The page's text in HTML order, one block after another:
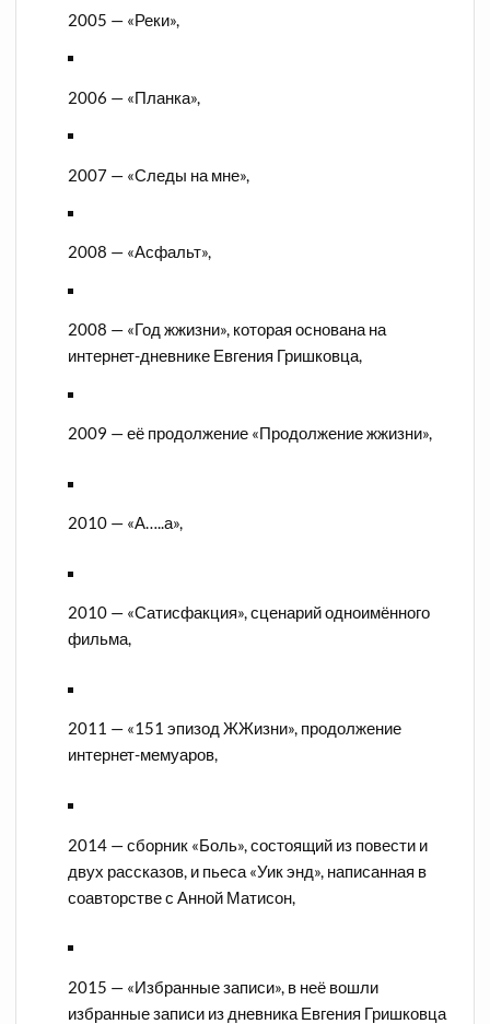
2005 — «Реки»,
2006 — «Планка»,
2007 — «Следы на мне»,
2008 — «Асфальт»,
2008 — «Год жжизни», которая основана на
интернет-дневнике Евгения Гришковца,
2009 — её продолжение «Продолжение жжизни»,
2010 — «А…..а»,
2010 — «Сатисфакция», сценарий одноимённого
фильма,
2011 — «151 эпизод ЖЖизни», продолжение
интернет-мемуаров,
2014 — сборник «Боль», состоящий из повести и
двух рассказов, и пьеса «Уик энд», написанная в
соавторстве с Анной Матисон,
2015 — «Избранные записи», в неё вошли
избранные записи из дневника Евгения Гришковца